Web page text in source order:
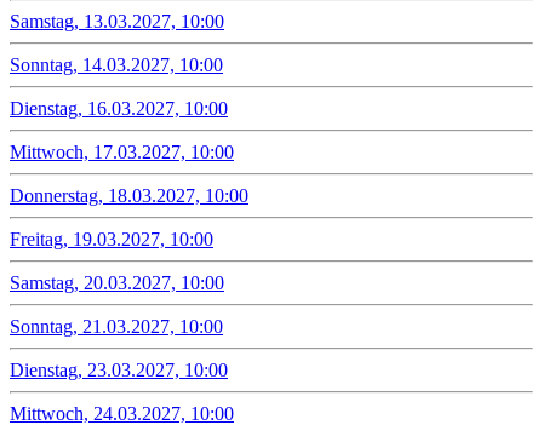
Samstag, 13.03.2027, 10:00
Sonntag, 14.03.2027, 10:00
Dienstag, 16.03.2027, 10:00
Mittwoch, 17.03.2027, 10:00
Donnerstag, 18.03.2027, 10:00
Freitag, 19.03.2027, 10:00
Samstag, 20.03.2027, 10:00
Sonntag, 21.03.2027, 10:00
Dienstag, 23.03.2027, 10:00
Mittwoch, 24.03.2027, 10:00